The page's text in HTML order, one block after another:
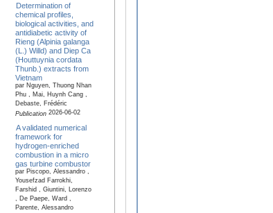
Determination of
chemical profiles,
biological activities, and
antidiabetic activity of
Rieng (Alpinia galanga
(L.) Willd) and Diep Ca
(Houttuynia cordata
Thunb.) extracts from
Vietnam
par Nguyen, Thuong Nhan
Phu , Mai, Huynh Cang ,
Debaste, Frédéric
Publication2026-06-02
A validated numerical
framework for
hydrogen-enriched
combustion in a micro
gas turbine combustor
par Piscopo, Alessandro ,
Yousefzad Farrokhi,
Farshid , Giuntini, Lorenzo
, De Paepe, Ward ,
Parente, Alessandro